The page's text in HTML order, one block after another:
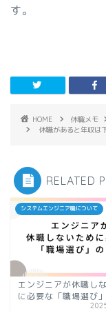
す。
HOME 休職メモ
休職があると年収は
RELATED
システムエンジニア職について
エンジニアが休職し
に必要な「職場選び